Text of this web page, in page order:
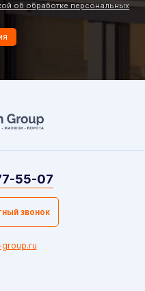
об обработке персональных
55-07
звонок